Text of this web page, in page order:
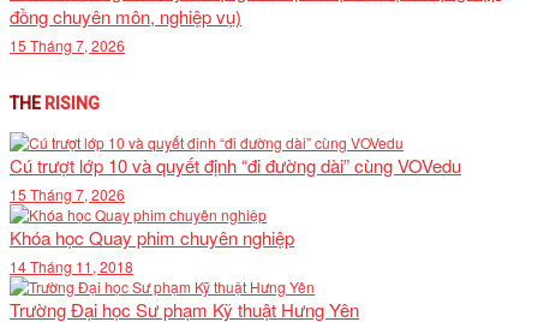
đồng chuyên môn, nghiệp vụ)
15 Tháng 7, 2026
THE RISING
Cú trượt lớp 10 và quyết định “đi đường dài” cùng VOVedu
15 Tháng 7, 2026
Khóa học Quay phim chuyên nghiệp
14 Tháng 11, 2018
Trường Đại học Sư phạm Kỹ thuật Hưng Yên